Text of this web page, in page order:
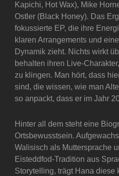
Kapichi, Hot Wax), Mike
Ostler (Black Honey). Das
fokussierte EP, die ihre
klaren Arrangements und
Dynamik zieht. Nichts wirkt
behalten ihren Live-
zu klingen. Man hört, dass
sind, die wissen, wie man
so anpackt, dass er im Jahr
Hinter all dem steht eine
Ortsbewusstsein.
Walisisch als Muttersprache
Eisteddfod-Tradition aus
Storytelling, trägt Hana diese